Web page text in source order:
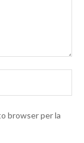
browser per la